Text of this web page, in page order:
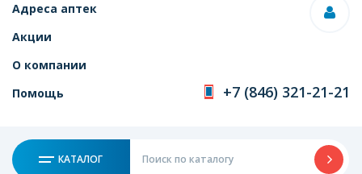
Адреса аптек
Акции
О компании
Помощь
+7 (846) 321-21-21
КАТАЛОГ